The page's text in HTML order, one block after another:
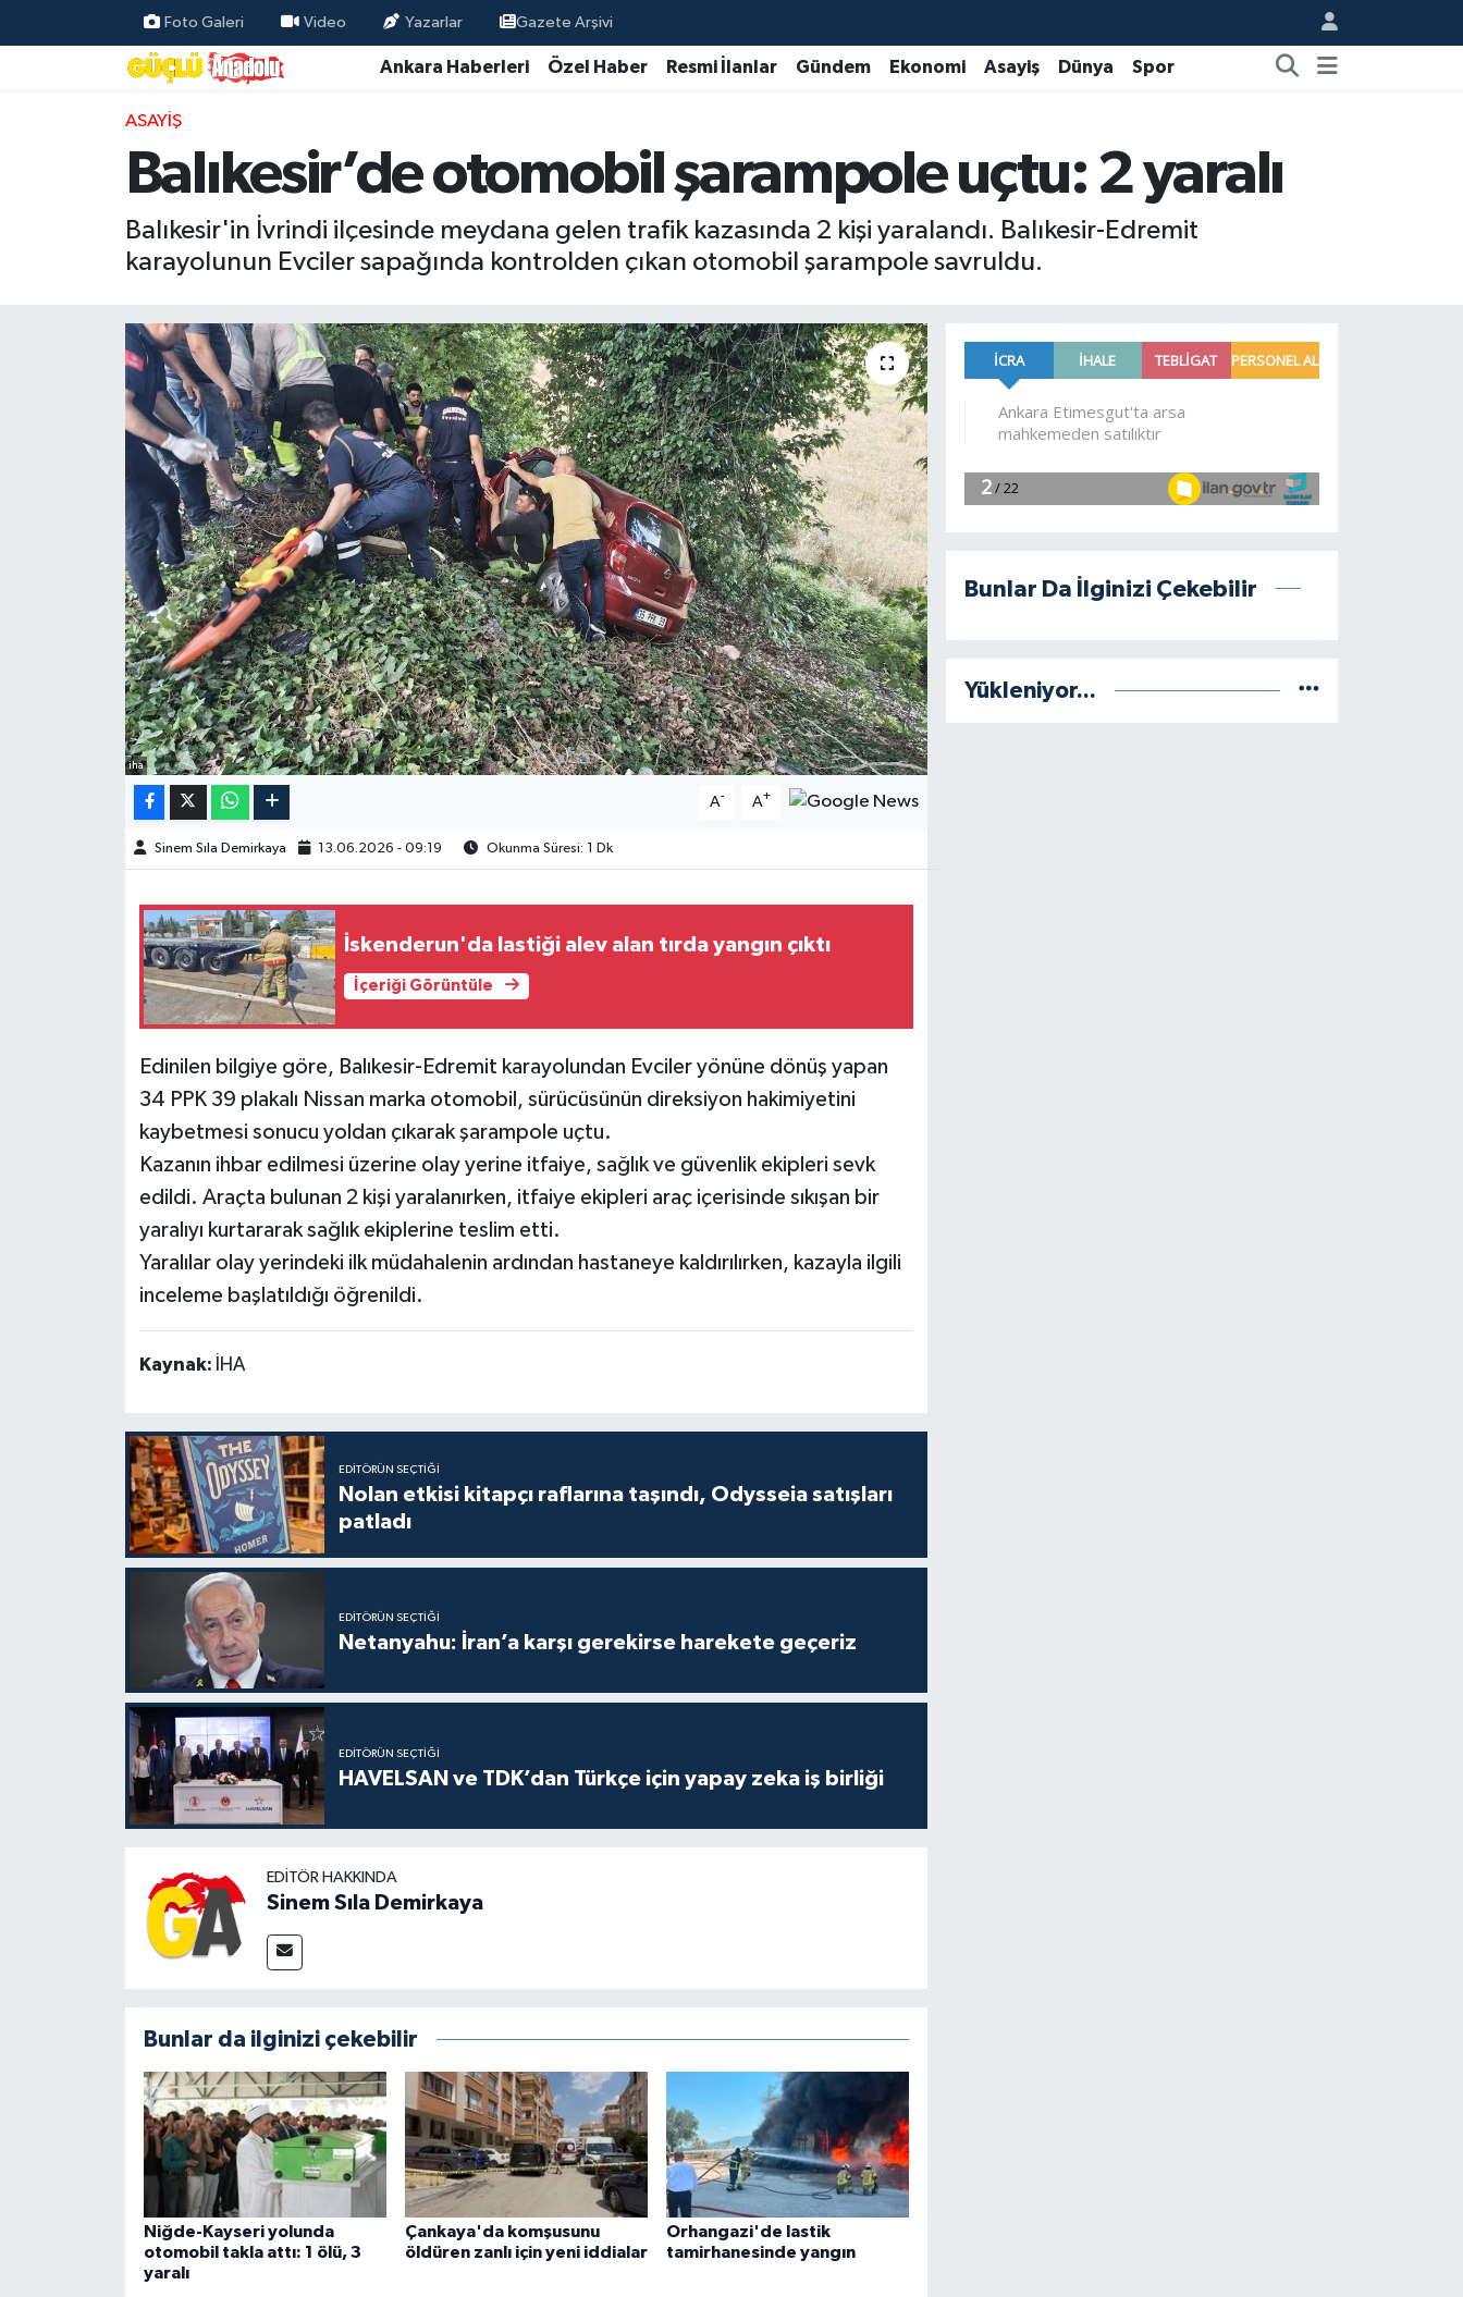
Foto Galeri Video Yazarlar Gazete Arşivi
Ankara Haberleri Özel Haber Resmi İlanlar Gündem Ekonomi Asayiş Dünya Spor
ASAYIŞ
Balıkesir’de otomobil şarampole uçtu: 2 yaralı
Balıkesir'in İvrindi ilçesinde meydana gelen trafik kazasında 2 kişi yaralandı. Balıkesir-Edremit
karayolunun Evciler sapağında kontrolden çıkan otomobil şarampole savruldu.
iha
A- A+
Sinem Sıla Demirkaya 13.06.2026 - 09:19 Okunma Süresi: 1 Dk
İskenderun'da lastiği alev alan tırda yangın çıktı
İçeriği Görüntüle
Edinilen bilgiye göre, Balıkesir-Edremit karayolundan Evciler yönüne dönüş yapan
34 PPK 39 plakalı Nissan marka otomobil, sürücüsünün direksiyon hakimiyetini
kaybetmesi sonucu yoldan çıkarak şarampole uçtu.
Kazanın ihbar edilmesi üzerine olay yerine itfaiye, sağlık ve güvenlik ekipleri sevk
edildi. Araçta bulunan 2 kişi yaralanırken, itfaiye ekipleri araç içerisinde sıkışan bir
yaralıyı kurtararak sağlık ekiplerine teslim etti.
Yaralılar olay yerindeki ilk müdahalenin ardından hastaneye kaldırılırken, kazayla ilgili
inceleme başlatıldığı öğrenildi.
Kaynak: İHA
EDITÖRÜN SEÇTIĞI
Nolan etkisi kitapçı raflarına taşındı, Odysseia satışları
patladı
EDITÖRÜN SEÇTIĞI
Netanyahu: İran’a karşı gerekirse harekete geçeriz
EDITÖRÜN SEÇTIĞI
HAVELSAN ve TDK’dan Türkçe için yapay zeka iş birliği
EDITÖR HAKKINDA
Sinem Sıla Demirkaya
Bunlar da ilginizi çekebilir
Niğde-Kayseri yolunda
otomobil takla attı: 1 ölü, 3
yaralı
Çankaya'da komşusunu
öldüren zanlı için yeni iddialar
Orhangazi'de lastik
tamirhanesinde yangın
Bunlar Da İlginizi Çekebilir
Yükleniyor...
Özel Haber
Resmi İlanlar
Ekonomi
Burç Yorumları
Hava Durumu
Kim kimdir?
Kültür Sanat
Televizyon
Yaşam-Çevre